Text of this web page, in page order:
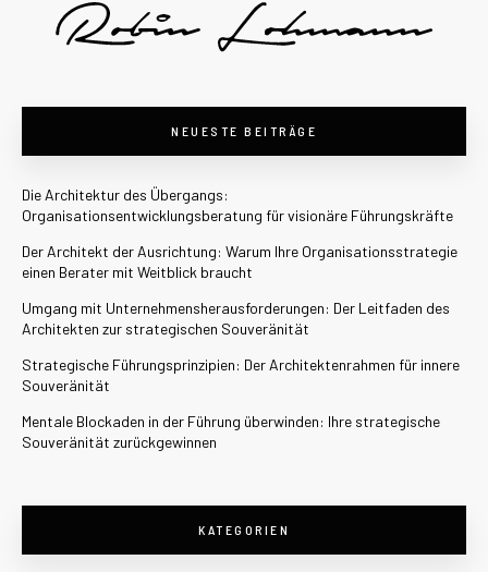
NEUESTE BEITRÄGE
Die Architektur des Übergangs:
Organisationsentwicklungsberatung für visionäre Führungskräfte
Der Architekt der Ausrichtung: Warum Ihre Organisationsstrategie
einen Berater mit Weitblick braucht
Umgang mit Unternehmensherausforderungen: Der Leitfaden des
Architekten zur strategischen Souveränität
Strategische Führungsprinzipien: Der Architektenrahmen für innere
Souveränität
Mentale Blockaden in der Führung überwinden: Ihre strategische
Souveränität zurückgewinnen
KATEGORIEN